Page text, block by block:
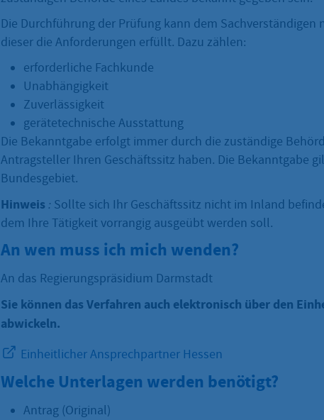
Die Durchführung der Prüfung kann dem Sachverständigen
dieser die Anforderungen erfüllt. Dazu zählen:
erforderliche Fachkunde
Unabhängigkeit
Zuverlässigkeit
gerätetechnische Ausstattung
Die Bekanntgabe erfolgt immer durch die zuständige
Antragsteller Ihren Geschäftssitz haben. Die Bekanntgabe
Bundesgebiet.
Hinweis : Sollte sich Ihr Geschäftssitz nicht im Inland
dem Ihre Tätigkeit vorrangig ausgeübt werden soll.
An wen muss ich mich wenden?
An das Regierungspräsidium Darmstadt
Sie können das Verfahren auch elektronisch über den
abwickeln.
Einheitlicher Ansprechpartner Hessen
Welche Unterlagen werden benötigt?
Antrag (Original)